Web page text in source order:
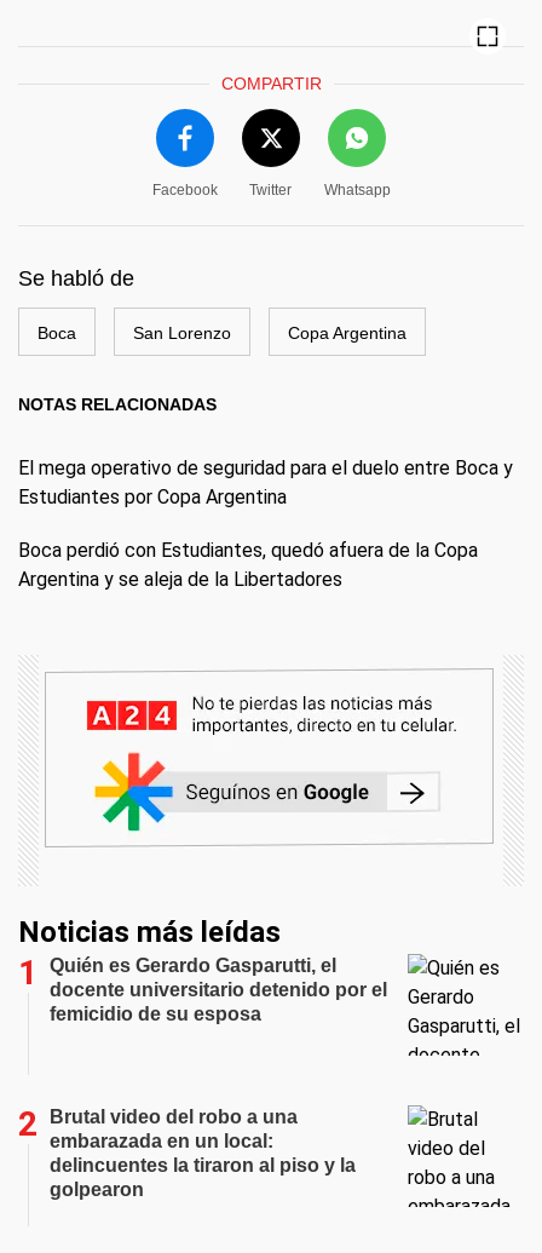
COMPARTIR
Facebook Twitter Whatsapp
Se habló de
Boca San Lorenzo Copa Argentina
NOTAS RELACIONADAS
El mega operativo de seguridad para el duelo entre Boca y
Estudiantes por Copa Argentina
Boca perdió con Estudiantes, quedó afuera de la Copa
Argentina y se aleja de la Libertadores
Noticias más leídas
Quién es Gerardo Gasparutti, el
docente universitario detenido por el
femicidio de su esposa
Brutal video del robo a una
embarazada en un local:
delincuentes la tiraron al piso y la
golpearon